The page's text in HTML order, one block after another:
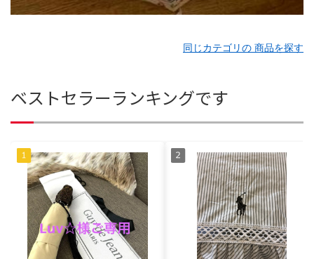
同じカテゴリの 商品を探す
ベストセラーランキングです